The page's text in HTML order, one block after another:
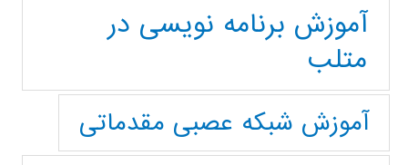
آموزش برنامه نویسی در
متلب
آموزش شبکه عصبی مقدماتی